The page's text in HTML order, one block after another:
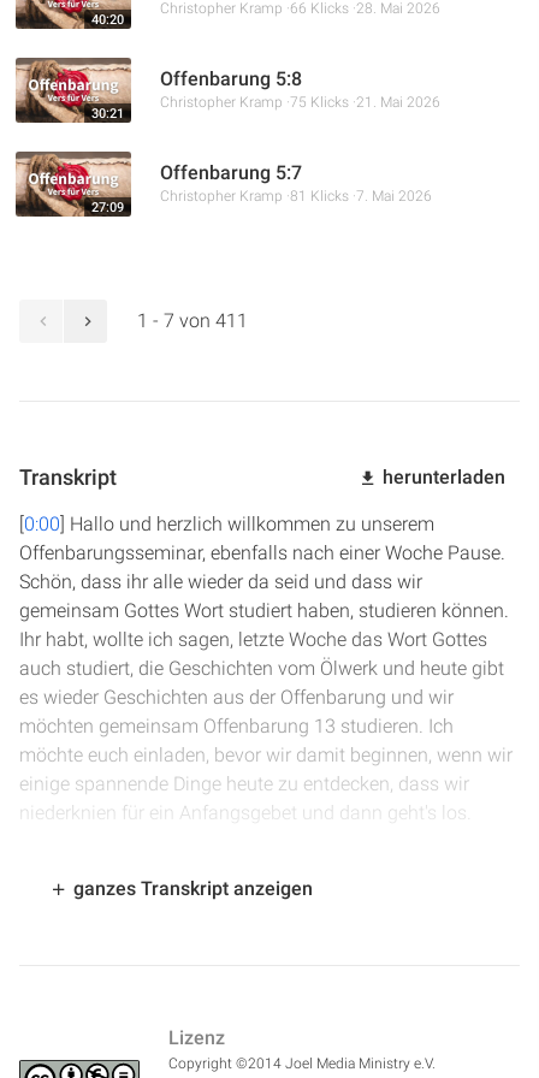
40:20
Christopher Kramp 66 Klicks 28. Mai 2026
30:21
Offenbarung 5:8
Christopher Kramp 75 Klicks 21. Mai 2026
27:09
Offenbarung 5:7
Christopher Kramp 81 Klicks 7. Mai 2026
1 - 7 von 411
Transkript herunterladen
[0:00] Hallo und herzlich willkommen zu unserem
Offenbarungsseminar, ebenfalls nach einer Woche Pause.
Schön, dass ihr alle wieder da seid und dass wir
gemeinsam Gottes Wort studiert haben, studieren können.
Ihr habt, wollte ich sagen, letzte Woche das Wort Gottes
auch studiert, die Geschichten vom Ölwerk und heute gibt
es wieder Geschichten aus der Offenbarung und wir
möchten gemeinsam Offenbarung 13 studieren. Ich
möchte euch einladen, bevor wir damit beginnen, wenn wir
einige spannende Dinge heute zu entdecken, dass wir
niederknien für ein Anfangsgebet und dann geht's los.
Dank sagen, dass wir jetzt zu dir kommen können, dass wir
erfahren dürfen durch das Studium der Offenbarung. Ich
möchte dich bitten, dass du alle Störende fernhältst, dass
ganzes Transkript anzeigen
Lizenz
Copyright ©2014 Joel Media Ministry e.V.